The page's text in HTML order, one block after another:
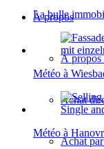
À propos
À propos
Achat
Achat
La bulle
Météo à
Météo à